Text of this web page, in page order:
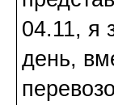
04.11, я
день,